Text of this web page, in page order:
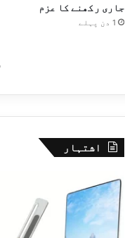
جاری رکھنے کا عزم
1 دن پہلے
اشتہار